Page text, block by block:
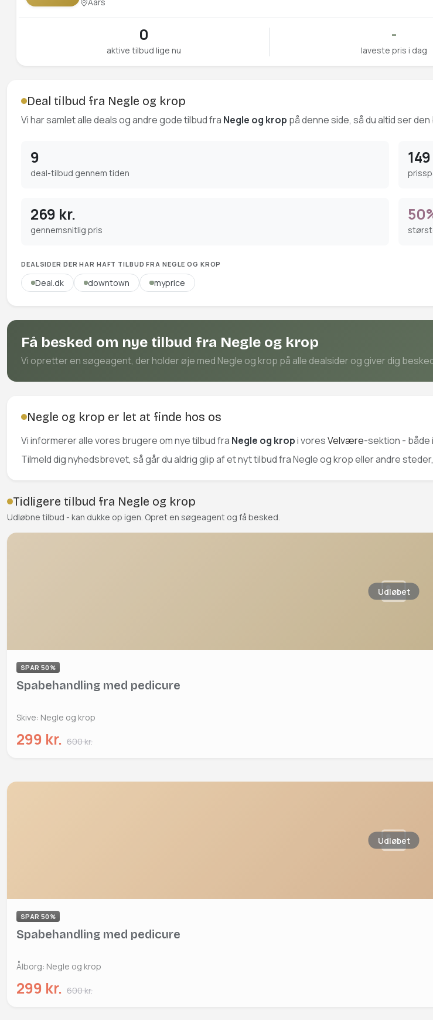
0
aktive tilbud lige nu
-
laveste pris i dag
Deal tilbud fra Negle og krop
Vi har samlet alle deals og andre gode tilbud fra Negle og krop på denne side, så du altid ser
9
deal-tilbud gennem tiden
269 kr.
gennemsnitlig pris
DEALSIDER DER HAR HAFT TILBUD FRA NEGLE OG KROP
Deal.dk downtown myprice
Få besked om nye tilbud fra Negle og krop
Vi opretter en søgeagent, der holder øje med Negle og krop på alle dealsider og giver dig
Negle og krop er let at finde hos os
Vi informerer alle vores brugere om nye tilbud fra Negle og kropi voresVelvære-sektion - både
Tilmeld dig nyhedsbrevet, så går du aldrig glip af et nyt tilbud fra Negle og krop eller andre
Tidligere tilbud fra Negle og krop
Udløbne tilbud - kan dukke op igen. Opret en søgeagent og få besked.
Udløbet
SPAR 50%
Spabehandling med pedicure
Skive: Negle og krop
299 kr. 600 kr.
Udløbet
SPAR 50%
Spabehandling med pedicure
Ålborg: Negle og krop
299 kr. 600 kr.